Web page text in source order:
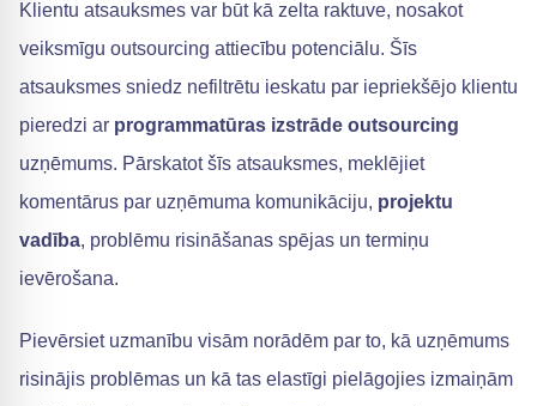
Klientu atsauksmes var būt kā zelta raktuve, nosakot
veiksmīgu outsourcing attiecību potenciālu. Šīs
atsauksmes sniedz nefiltrētu ieskatu par iepriekšējo klientu
pieredzi ar programmatūras izstrāde outsourcing
uzņēmums. Pārskatot šīs atsauksmes, meklējiet
komentārus par uzņēmuma komunikāciju, projektu
vadība, problēmu risināšanas spējas un termiņu
ievērošana.
Pievērsiet uzmanību visām norādēm par to, kā uzņēmums
risinājis problēmas un kā tas elastīgi pielāgojies izmaiņām